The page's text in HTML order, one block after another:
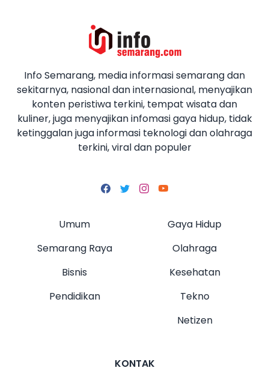
Info Semarang, media informasi semarang dan
sekitarnya, nasional dan internasional, menyajikan
konten peristiwa terkini, tempat wisata dan
kuliner, juga menyajikan infomasi gaya hidup, tidak
ketinggalan juga informasi teknologi dan olahraga
terkini, viral dan populer
Umum
Semarang Raya
Bisnis
Pendidikan
Gaya Hidup
Olahraga
Kesehatan
Tekno
Netizen
KONTAK